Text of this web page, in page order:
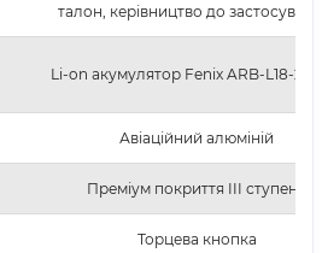
талон, керівництво до
Li-on акумулятор Fenix ARB-L18-
Авіаційний алюміній
Преміум покриття III ступеня
Торцева кнопка